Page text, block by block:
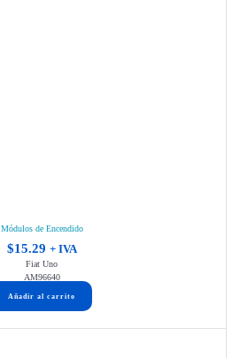
Módulos de Encendido
$15.29 + IVA
Fiat Uno
AM96640
Añadir al carrito